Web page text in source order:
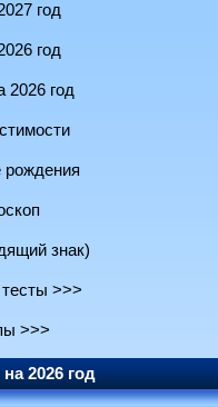
год
год
2026 год
рождения
знак)
>>>
>>>
2026 год